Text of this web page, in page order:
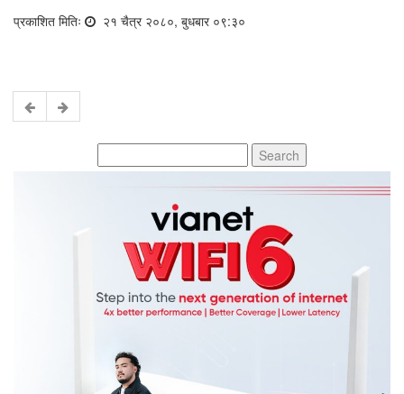
प्रकाशित मितिः २१ चैत्र २०८०, बुधबार ०९:३०
for: